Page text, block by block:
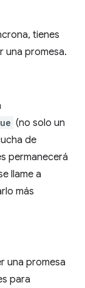
tienes
una promesa.
(no solo un
de
permanecerá
llame a
más
una promesa
para